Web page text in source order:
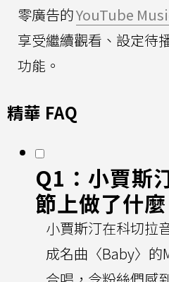
零廣告的YouTube
享受繼續觀看、設定待
功能。
精華 FAQ
Q1：小賈斯
節上做了什麼
小賈斯汀在科切拉
成名曲〈Baby〉的